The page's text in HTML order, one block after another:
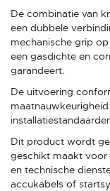
De combinatie van
een dubbele
mechanische grip
een gasdichte en
garandeert.
De uitvoering
Dit product wordt
geschikt maakt voor
en technische
accukabels of